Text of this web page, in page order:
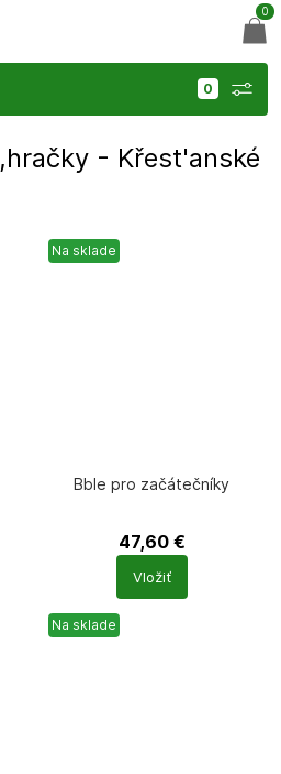
- Křest'anské
Na sklade
Bble pro začátečníky
47,60 €
Počet
produktů
Vložiť
Na sklade
0